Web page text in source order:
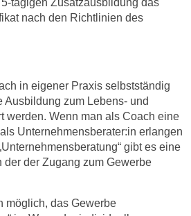
tägigen Zusatzausbildung das
nach den Richtlinien des
in eigener Praxis selbstständig
Ausbildung zum Lebens- und
werden. Wenn man als Coach eine
Unternehmensberater:in erlangen
gibt es eine
der Zugang zum Gewerbe
möglich, das Gewerbe